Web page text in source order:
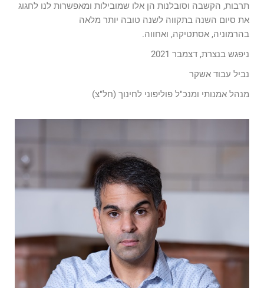
תרבות, הקשבה וסובלנות הן אלו שמובילות ומאפשרות לנו לחגוג
את סיום השנה בתקווה לשנה טובה יותר מלאה
בהרמוניה, אסתטיקה, ואחווה.
ניפגש בנצרת, דצמבר 2021
נביל עבוד אשקר
מנהל אמנותי ומנכ"ל פוליפוני לחינוך (חל"צ)